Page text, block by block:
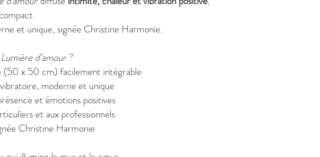
et unique, signée Christine Harmonie.
Lumière d’amour ?
(50 x 50 cm) facilement intégrable
moderne et unique
et émotions positives
et aux professionnels
Christine Harmonie